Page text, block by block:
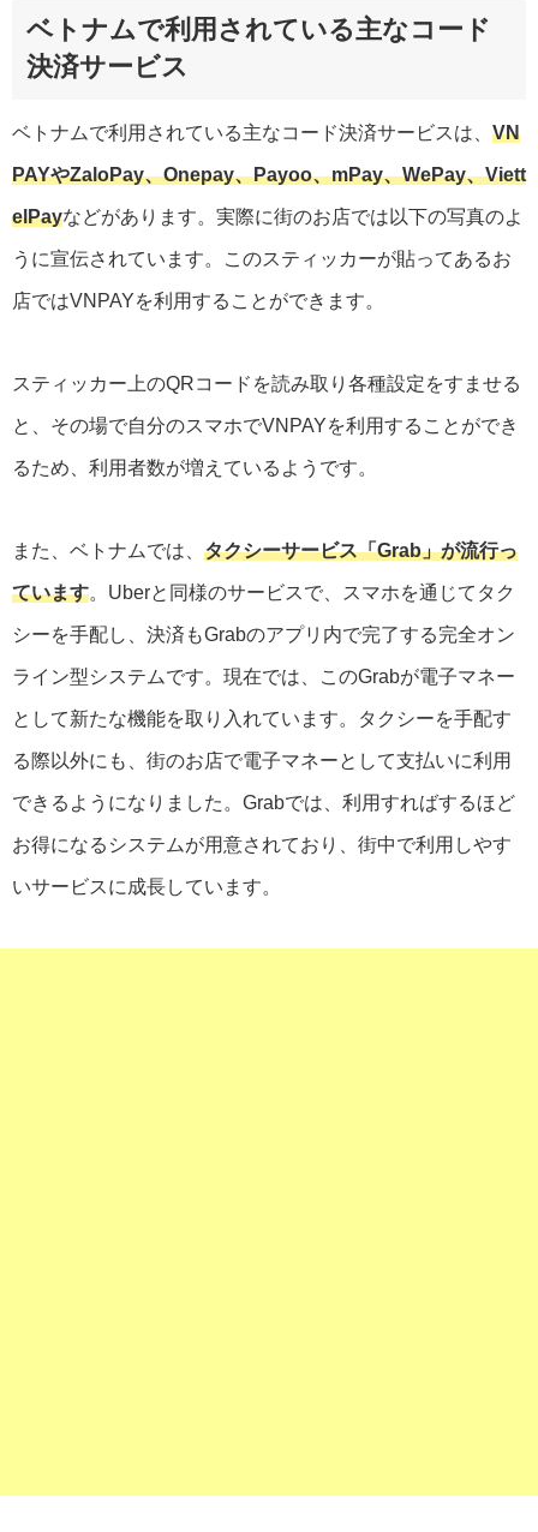
ベトナムで利用されている主なコード
決済サービス
ベトナムで利用されている主なコード決済サービスは、 VN
PAYやZaloPay、Onepay、Payoo、mPay、WePay、Viett
elPayなどがあります。実際に街のお店では以下の写真のよ
うに宣伝されています。このスティッカーが貼ってあるお
店ではVNPAYを利用することができます。
スティッカー上のQRコードを読み取り各種設定をすませる
と、その場で自分のスマホでVNPAYを利用することができ
るため、利用者数が増えているようです。
また、ベトナムでは、 タクシーサービス「Grab」が流行っ
ています。Uberと同様のサービスで、スマホを通じてタク
シーを手配し、決済もGrabのアプリ内で完了する完全オン
ライン型システムです。現在では、このGrabが電子マネー
として新たな機能を取り入れています。タクシーを手配す
る際以外にも、街のお店で電子マネーとして支払いに利用
できるようになりました。Grabでは、利用すればするほど
お得になるシステムが用意されており、街中で利用しやす
いサービスに成長しています。